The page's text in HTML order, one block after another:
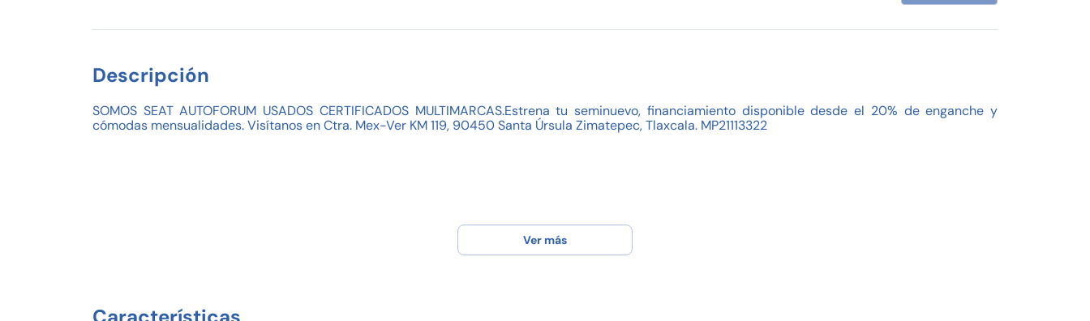
Descripción
SOMOS SEAT AUTOFORUM USADOS CERTIFICADOS MULTIMARCAS.Estrena tu seminuevo, financiamiento disponible desde el 20% de enganche y
cómodas mensualidades. Visítanos en Ctra. Mex-Ver KM 119, 90450 Santa Úrsula Zimatepec, Tlaxcala. MP21113322
Ver más